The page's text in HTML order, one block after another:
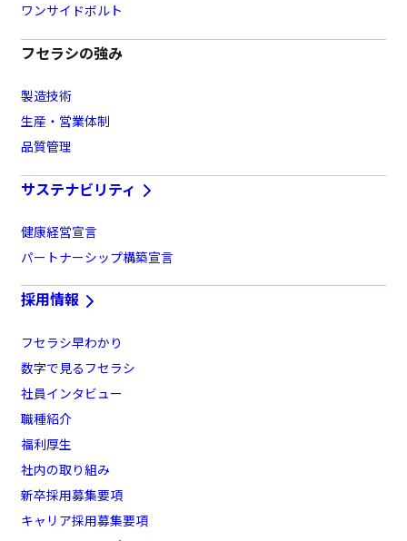
ワンサイドボルト
フセラシの強み
製造技術
生産・営業体制
品質管理
サステナビリティ
健康経営宣言
パートナーシップ構築宣言
採用情報
フセラシ早わかり
数字で見るフセラシ
社員インタビュー
職種紹介
福利厚生
社内の取り組み
新卒採用募集要項
キャリア採用募集要項